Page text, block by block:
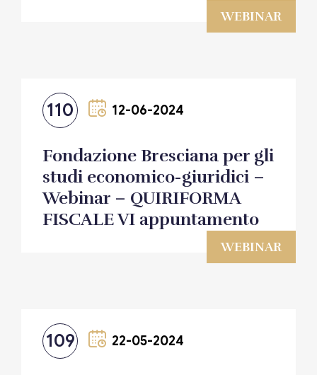
WEBINAR
110 12-06-2024
WEBINAR
Fondazione Bresciana per gli
studi economico-giuridici –
Webinar – QUIRIFORMA
FISCALE VI appuntamento
109 22-05-2024